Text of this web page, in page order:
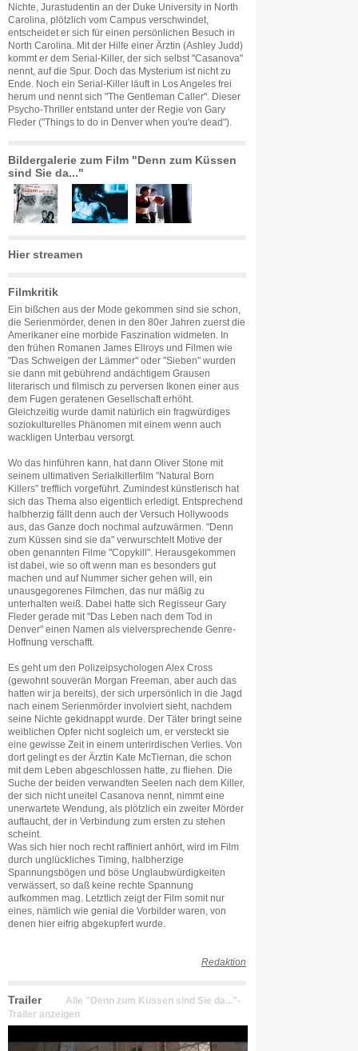
Nichte, Jurastudentin an der Duke University in North
Carolina, plötzlich vom Campus verschwindet,
entscheidet er sich für einen persönlichen Besuch in
North Carolina. Mit der Hilfe einer Ärztin (Ashley Judd)
kommt er dem Serial-Killer, der sich selbst "Casanova"
nennt, auf die Spur. Doch das Mysterium ist nicht zu
Ende. Noch ein Serial-Killer läuft in Los Angeles frei
herum und nennt sich "The Gentleman Caller". Dieser
Psycho-Thriller entstand unter der Regie von Gary
Fleder ("Things to do in Denver when you're dead").
Bildergalerie zum Film "Denn zum Küssen
sind Sie da..."
Hier streamen
Filmkritik
Ein bißchen aus der Mode gekommen sind sie schon,
die Serienmörder, denen in den 80er Jahren zuerst die
Amerikaner eine morbide Faszination widmeten. In
den frühen Romanen James Ellroys und Filmen wie
"Das Schweigen der Lämmer" oder "Sieben" wurden
sie dann mit gebührend andächtigem Grausen
literarisch und filmisch zu perversen Ikonen einer aus
dem Fugen geratenen Gesellschaft erhöht.
Gleichzeitig wurde damit natürlich ein fragwürdiges
soziokulturelles Phänomen mit einem wenn auch
wackligen Unterbau versorgt.
Wo das hinführen kann, hat dann Oliver Stone mit
seinem ultimativen Serialkillerfilm "Natural Born
Killers" trefflich vorgeführt. Zumindest künstlerisch hat
sich das Thema also eigentlich erledigt. Entsprechend
halbherzig fällt denn auch der Versuch Hollywoods
aus, das Ganze doch nochmal aufzuwärmen. "Denn
zum Küssen sind sie da" verwurschtelt Motive der
oben genannten Filme "Copykill". Herausgekommen
ist dabei, wie so oft wenn man es besonders gut
machen und auf Nummer sicher gehen will, ein
unausgegorenes Filmchen, das nur mäßig zu
unterhalten weiß. Dabei hatte sich Regisseur Gary
Fleder gerade mit "Das Leben nach dem Tod in
Denver" einen Namen als vielversprechende Genre-
Hoffnung verschafft.
Es geht um den Polizeipsychologen Alex Cross
(gewohnt souverän Morgan Freeman, aber auch das
hatten wir ja bereits), der sich urpersönlich in die Jagd
nach einem Serienmörder involviert sieht, nachdem
seine Nichte gekidnappt wurde. Der Täter bringt seine
weiblichen Opfer nicht sogleich um, er versteckt sie
eine gewisse Zeit in einem unterirdischen Verlies. Von
dort gelingt es der Ärztin Kate McTiernan, die schon
mit dem Leben abgeschlossen hatte, zu fliehen. Die
Suche der beiden verwandten Seelen nach dem Killer,
der sich nicht uneitel Casanova nennt, nimmt eine
unerwartete Wendung, als plötzlich ein zweiter Mörder
auftaucht, der in Verbindung zum ersten zu stehen
scheint.
Was sich hier noch recht raffiniert anhört, wird im Film
durch unglückliches Timing, halbherzige
Spannungsbögen und böse Unglaubwürdigkeiten
verwässert, so daß keine rechte Spannung
aufkommen mag. Letztlich zeigt der Film somit nur
eines, nämlich wie genial die Vorbilder waren, von
denen hier eifrig abgekupfert wurde.
Redaktion
Trailer
Alle "Denn zum Küssen sind Sie da..."-
Trailer anzeigen